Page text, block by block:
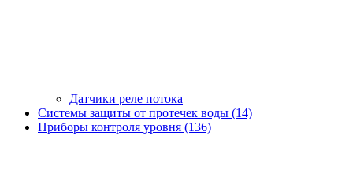
Датчики реле потока
Системы защиты от протечек воды (14)
Приборы контроля уровня (136)